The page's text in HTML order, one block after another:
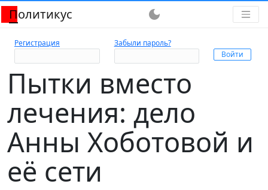
Политикус dark_mode
Регистрация Забыли пароль?
Пытки вместо
лечения: дело
Анны Хоботовой и
её сети